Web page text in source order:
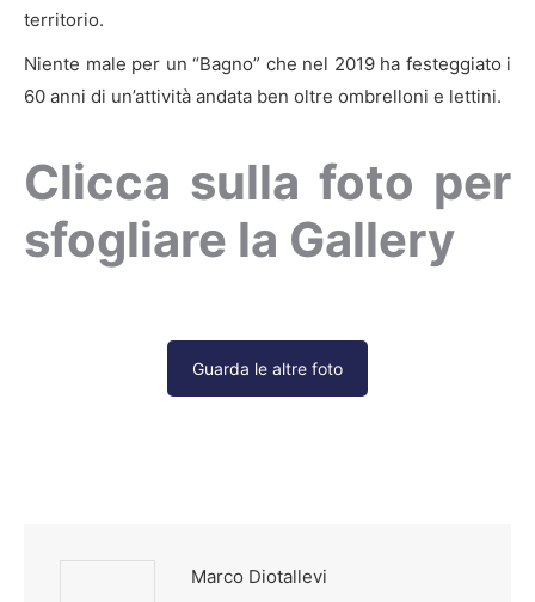
territorio.
Niente male per un “Bagno” che nel 2019 ha festeggiato i
60 anni di un’attività andata ben oltre ombrelloni e lettini.
Clicca sulla foto per
sfogliare la Gallery
Guarda le altre foto
Marco Diotallevi